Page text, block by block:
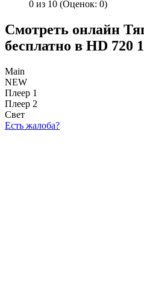
0 из 10 (Оценок: 0)
Смотреть онлайн
бесплатно в HD 720
Main
NEW
Плеер 1
Плеер 2
Свет
Есть жалоба?